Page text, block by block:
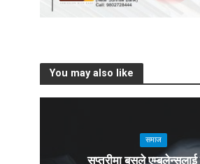
You may also like
समाज
सप्तरीमा बसले